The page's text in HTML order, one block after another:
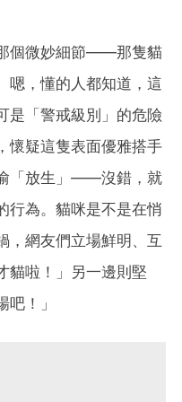
個微妙細節——那隻貓
嗯，懂的人都知道，這
是「警戒級別」的危險
懷疑這隻表面優雅搭手
「放生」——沒錯，就
行為。貓咪是不是在悄
，網友們立場鮮明、互
貓啦！」另一邊則堅
！」